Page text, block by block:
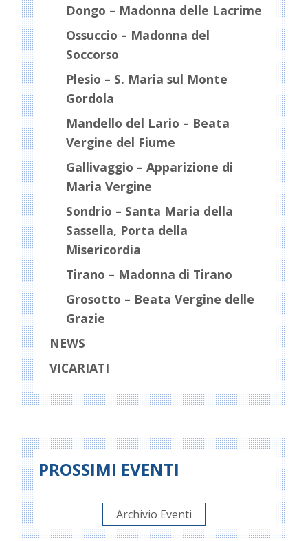
Dongo – Madonna delle Lacrime
Ossuccio – Madonna del
Soccorso
Plesio – S. Maria sul Monte
Gordola
Mandello del Lario – Beata
Vergine del Fiume
Gallivaggio – Apparizione di
Maria Vergine
Sondrio – Santa Maria della
Sassella, Porta della
Misericordia
Tirano – Madonna di Tirano
Grosotto – Beata Vergine delle
Grazie
NEWS
VICARIATI
PROSSIMI EVENTI
Archivio Eventi